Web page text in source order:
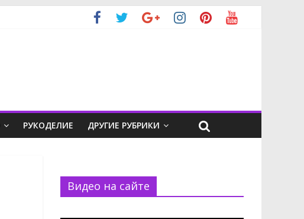
РУКОДЕЛИЕ ДРУГИЕ РУБРИКИ
Видео на сайте